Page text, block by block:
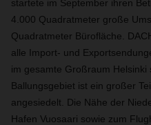
startete im September ihren
4.000 Quadratmeter große
Quadratmeter Bürofläche.
alle Import- und
im gesamte Großraum Helsinki
Ballungsgebiet ist ein großer
angesiedelt. Die Nähe der
Hafen Vuosaari sowie zum